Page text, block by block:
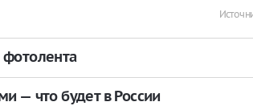
— что будет в России